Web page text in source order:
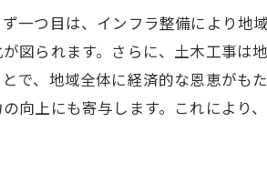
映した設計プロセス
可能な工事手法
ためのリスク管理
一つ目は、インフラ整備により地
図られます。さらに、土木工事は
で、地域全体に経済的な恩恵がも
向上にも寄与します。これにより